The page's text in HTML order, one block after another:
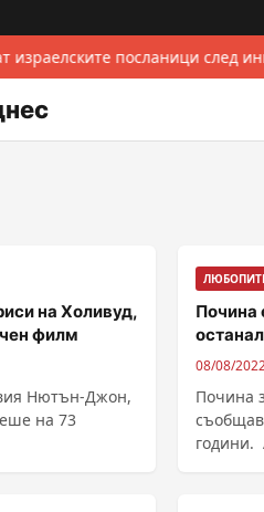
посланици след
на Холивуд,
филм
Нютън-Джон,
на 73
Почина
08/08/
Почина